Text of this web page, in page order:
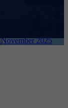
2025